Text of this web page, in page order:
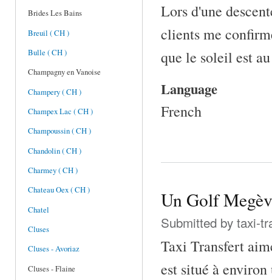
Brides Les Bains
Breuil ( CH )
Bulle ( CH )
Champagny en Vanoise
Champery ( CH )
Champex Lac ( CH )
Champoussin ( CH )
Chandolin ( CH )
Charmey ( CH )
Chateau Oex ( CH )
Chatel
Cluses
Cluses - Avoriaz
Cluses - Flaine
Lors d'une
clients me
que le soleil est
Language
French
Un Golf
Submitted by taxi-
Taxi Transfert
est situé à environ